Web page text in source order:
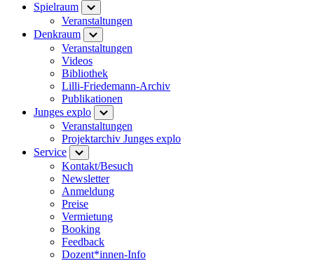
Spielraum
Veranstaltungen
Denkraum
Veranstaltungen
Videos
Bibliothek
Lilli-Friedemann-Archiv
Publikationen
Junges explo
Veranstaltungen
Projektarchiv Junges explo
Service
Kontakt/Besuch
Newsletter
Anmeldung
Preise
Vermietung
Booking
Feedback
Dozent*innen-Info